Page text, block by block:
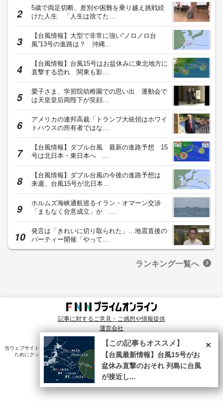
5歳で両足切断、差別や困難を乗り越え挑戦続
けた人生 「人生は捨てた…
【台風情報】大型で非常に強い“ノロノロ台
風”13号の進路は？ 沖縄…
【台風情報】台風15号はお盆休みに東北地方に
直撃する恐れ 関東も影…
愛子さま、学習院幼稚園での思い出 運動会で
は天皇皇后両陛下が笑顔…
アメリカの連邦高裁「トランプ大統領はホワイ
トハウスの所有者ではな…
【台風情報】ダブル台風 最新の進路予想 15
号は北日本・東日本へ …
【台風情報】ダブル台風の今後の進路予想は
来週、台風15号が北日本…
ホルムズ海峡通航巡るイラン・オマーン交渉
「まもなく合意成立」か …
発言は「きれいに切り取られた」…地震直後の
パーティー開催「やって…
ランキング一覧へ
記事に対するご意見・ご感想や情報提供
運営会社
© Fuji News Network, Inc. All rights reserved.
当ウェブサイトでは、ユーザのニーズ・興味・関⼼に合致したコンテンツや広告配信を提供する
ためにクッキーを使⽤しています。詳細は、プライバシーポリシー をご確認ください。
×
【この記事もオススメ】
【台風最新情報】台風15号がお
盆休み直撃のおそれ 列島に台風
が接近し...